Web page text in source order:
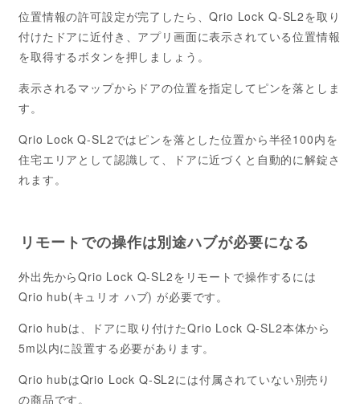
位置情報の許可設定が完了したら、Qrio Lock Q-SL2を取り
付けたドアに近付き、アプリ画面に表示されている位置情報
を取得するボタンを押しましょう。
表示されるマップからドアの位置を指定してピンを落としま
す。
Qrio Lock Q-SL2ではピンを落とした位置から半径100内を
住宅エリアとして認識して、ドアに近づくと自動的に解錠さ
れます。
リモートでの操作は別途ハブが必要になる
外出先からQrio Lock Q-SL2をリモートで操作するには
Qrio hub(キュリオ ハブ) が必要です。
Qrio hubは、ドアに取り付けたQrio Lock Q-SL2本体から
5m以内に設置する必要があります。
Qrio hubはQrio Lock Q-SL2には付属されていない別売り
の商品です。